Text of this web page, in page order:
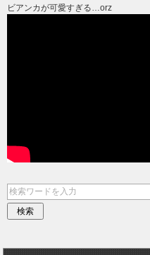
ビアンカが可愛すぎる…orz